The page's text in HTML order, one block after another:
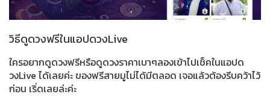
วิธีดูดวงฟรีในแอปดวงLive
ใครอยากดูดวงฟรีหรือดูดวงราคาเบาๆลองเข้าไปเช็คในแอปด
วงLive ได้เลยค่ะ ของฟรีสายมูไม่ได้มีตลอด เจอแล้วต้องรีบคว้าไว้
ก่อน เริ่ดเลยล่ะค่ะ